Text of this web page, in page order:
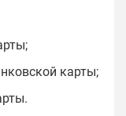
карты;